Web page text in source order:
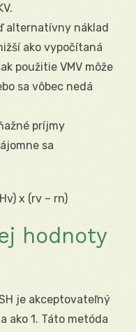
alternatívny náklad
ako vypočítaná
použitie VMV môže
sa vôbec nedá
príjmy
sa
x (rv – rn)
hodnoty
je akceptovateľný
ako 1. Táto metóda